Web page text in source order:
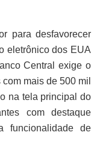
para desfavorecer
eletrônico dos EUA
Central exige o
mais de 500 mil
na tela principal do
com destaque
funcionalidade de